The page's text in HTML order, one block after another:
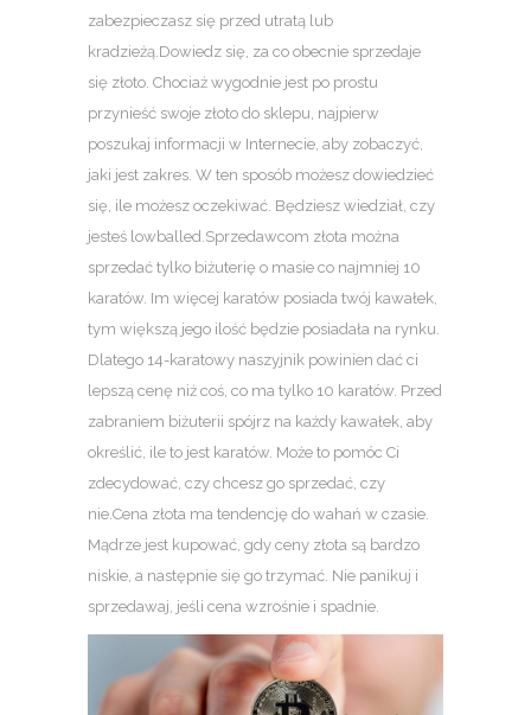
zabezpieczasz się przed utratą lub
kradzieżą.Dowiedz się, za co obecnie sprzedaje
się złoto. Chociaż wygodnie jest po prostu
przynieść swoje złoto do sklepu, najpierw
poszukaj informacji w Internecie, aby zobaczyć,
jaki jest zakres. W ten sposób możesz dowiedzieć
się, ile możesz oczekiwać. Będziesz wiedział, czy
jesteś lowballed.Sprzedawcom złota można
sprzedać tylko biżuterię o masie co najmniej 10
karatów. Im więcej karatów posiada twój kawałek,
tym większą jego ilość będzie posiadała na rynku.
Dlatego 14-karatowy naszyjnik powinien dać ci
lepszą cenę niż coś, co ma tylko 10 karatów. Przed
zabraniem biżuterii spójrz na każdy kawałek, aby
określić, ile to jest karatów. Może to pomóc Ci
zdecydować, czy chcesz go sprzedać, czy
nie.Cena złota ma tendencję do wahań w czasie.
Mądrze jest kupować, gdy ceny złota są bardzo
niskie, a następnie się go trzymać. Nie panikuj i
sprzedawaj, jeśli cena wzrośnie i spadnie.